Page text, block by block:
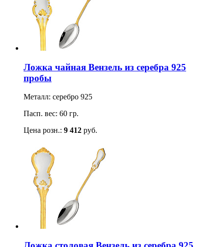
Ложка чайная Вензель из серебра 925
пробы
Металл: серебро 925
Пасп. вес: 60 гр.
Цена розн.: 9 412 руб.